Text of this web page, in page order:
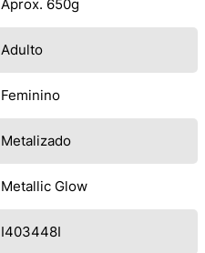
Aprox. 650g
Adulto
Feminino
Metalizado
Metallic Glow
I403448I